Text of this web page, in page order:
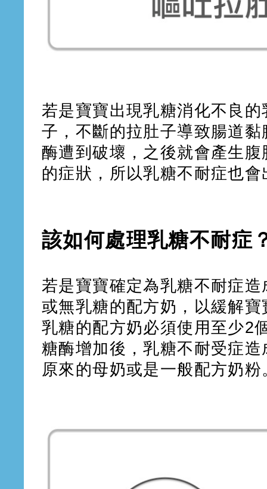
若是寶寶出現乳糖消化不良
子，不斷的拉肚子導致腸道
酶遭到破壞，之後就會產生
的症狀，所以乳糖不耐症也
該如何處理乳糖不耐症
若是寶寶確定為乳糖不耐症
或無乳糖的配方奶，以緩解
乳糖的配方奶必須使用至少2
糖酶增加後，乳糖不耐受症
原來的母奶或是一般配方奶粉